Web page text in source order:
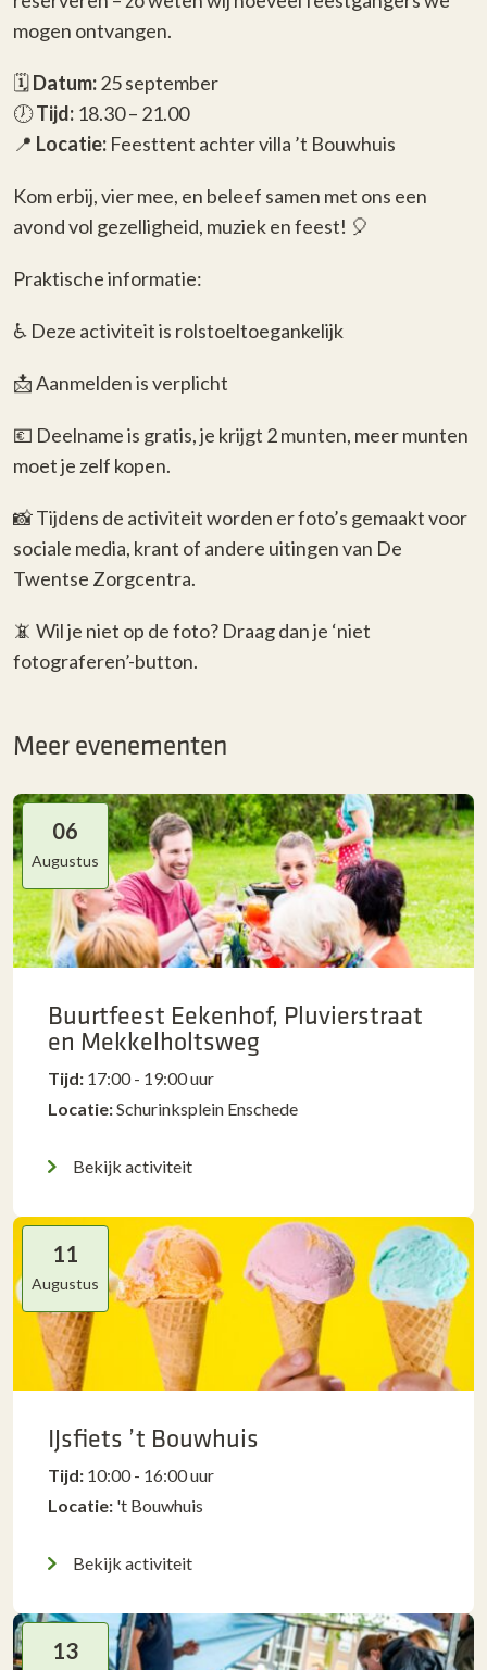
mogen ontvangen.
🗓️Datum:25 september
🕖Tijd: 18.30 – 21.00
📍 Locatie: Feesttent achter villa ’t Bouwhuis
Kom erbij, vier mee, en beleef samen met ons een
avond vol gezelligheid, muziek en feest! 🎈
Praktische informatie:
♿️ Deze activiteit is rolstoeltoegankelijk
📩 Aanmelden is verplicht
💶 Deelname is gratis, je krijgt 2 munten, meer munten
moet je zelf kopen.
📸 Tijdens de activiteit worden er foto’s gemaakt voor
sociale media, krant of andere uitingen van De
Twentse Zorgcentra.
📵 Wil je niet op de foto? Draag dan je ‘niet
fotograferen’-button.
Meer evenementen
06
Augustus
Buurtfeest Eekenhof, Pluvierstraat
en Mekkelholtsweg
Tijd: 17:00 - 19:00 uur
Locatie:Schurinksplein Enschede
Bekijk activiteit
11
Augustus
IJsfiets ’t Bouwhuis
Tijd: 10:00 - 16:00 uur
Locatie: 't Bouwhuis
Bekijk activiteit
13